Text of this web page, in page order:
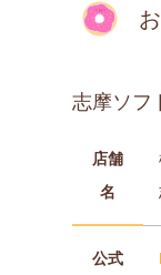
志摩ソフ
店舗
名
公式